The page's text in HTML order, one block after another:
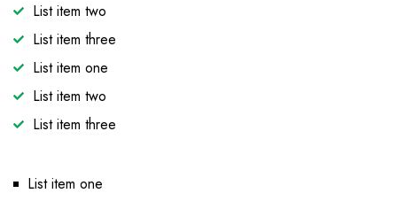
List item two
List item three
List item one
List item two
List item three
List item one